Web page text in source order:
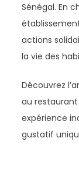
Sénégal. En
actions
la vie des
Découvrez
au restaurant
expérience
gustatif